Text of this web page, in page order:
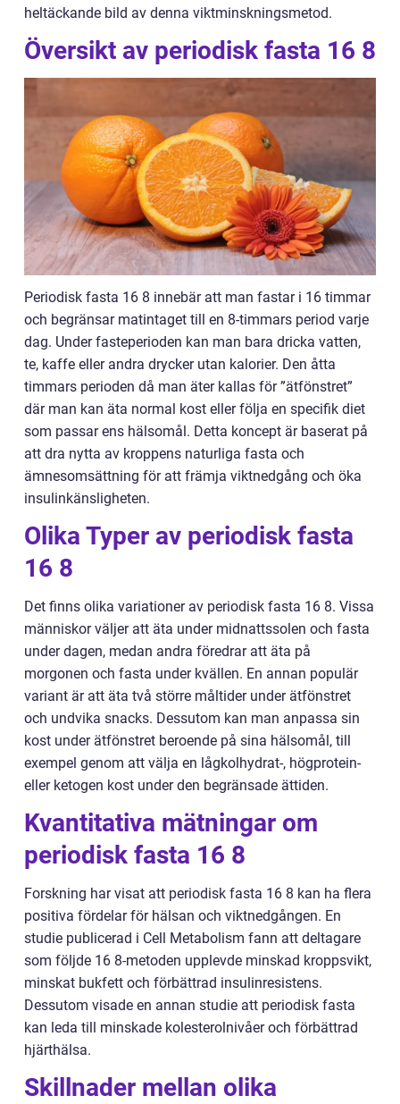
heltäckande bild av denna viktminskningsmetod.
Översikt av periodisk fasta 16 8
Periodisk fasta 16 8 innebär att man fastar i 16 timmar
och begränsar matintaget till en 8-timmars period varje
dag. Under fasteperioden kan man bara dricka vatten,
te, kaffe eller andra drycker utan kalorier. Den åtta
timmars perioden då man äter kallas för ”ätfönstret”
där man kan äta normal kost eller följa en specifik diet
som passar ens hälsomål. Detta koncept är baserat på
att dra nytta av kroppens naturliga fasta och
ämnesomsättning för att främja viktnedgång och öka
insulinkänsligheten.
Olika Typer av periodisk fasta
16 8
Det finns olika variationer av periodisk fasta 16 8. Vissa
människor väljer att äta under midnattssolen och fasta
under dagen, medan andra föredrar att äta på
morgonen och fasta under kvällen. En annan populär
variant är att äta två större måltider under ätfönstret
och undvika snacks. Dessutom kan man anpassa sin
kost under ätfönstret beroende på sina hälsomål, till
exempel genom att välja en lågkolhydrat-, högprotein-
eller ketogen kost under den begränsade ättiden.
Kvantitativa mätningar om
periodisk fasta 16 8
Forskning har visat att periodisk fasta 16 8 kan ha flera
positiva fördelar för hälsan och viktnedgången. En
studie publicerad i Cell Metabolism fann att deltagare
som följde 16 8-metoden upplevde minskad kroppsvikt,
minskat bukfett och förbättrad insulinresistens.
Dessutom visade en annan studie att periodisk fasta
kan leda till minskade kolesterolnivåer och förbättrad
hjärthälsa.
Skillnader mellan olika